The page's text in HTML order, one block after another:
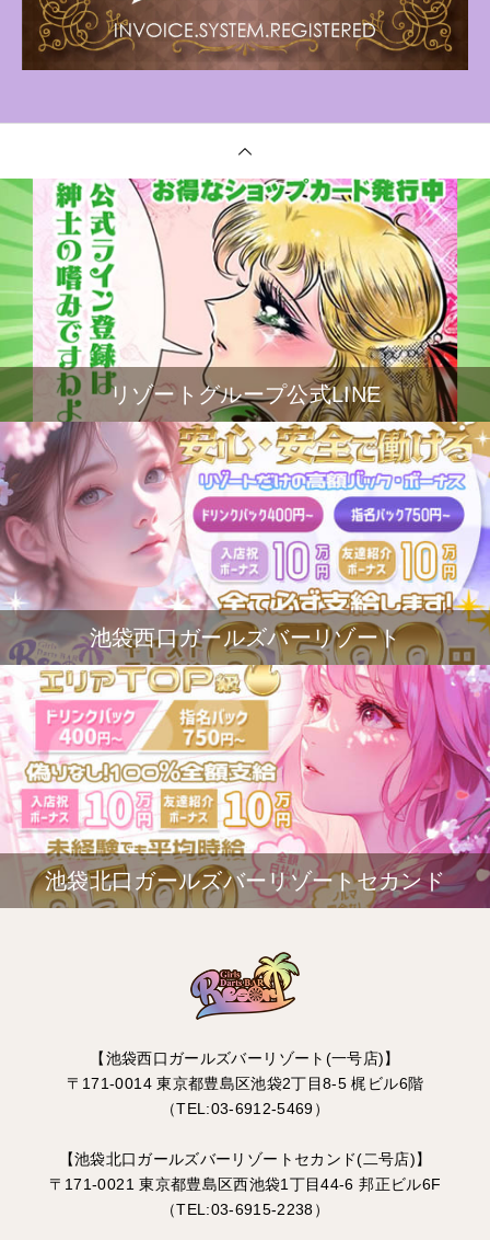
リゾートグループ公式LINE
池袋西口ガールズバーリゾート
池袋北口ガールズバーリゾートセカンド
【池袋西口ガールズバーリゾート(一号店)】
〒171-0014 東京都豊島区池袋2丁目8-5 梶ビル6階
（TEL:03-6912-5469）
【池袋北口ガールズバーリゾートセカンド(二号店)】
〒171-0021 東京都豊島区西池袋1丁目44-6 邦正ビル6F
（TEL:03-6915-2238）